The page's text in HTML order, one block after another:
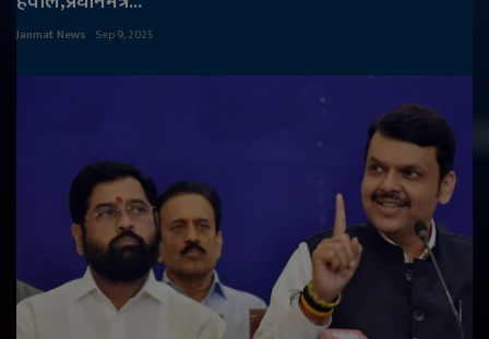
Janmat News Sep 9, 2025